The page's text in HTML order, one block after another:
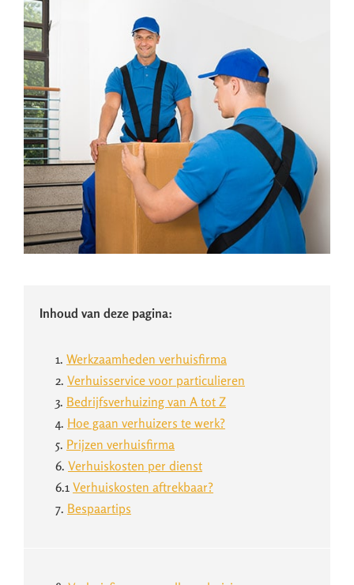
Inhoud van deze pagina:
1. Werkzaamheden verhuisfirma
2. Verhuisservice voor particulieren
3. Bedrijfsverhuizing van A tot Z
4. Hoe gaan verhuizers te werk?
5. Prijzen verhuisfirma
6. Verhuiskosten per dienst
6.1 Verhuiskosten aftrekbaar?
7. Bespaartips